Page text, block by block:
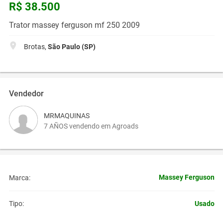
R$ 38.500
Trator massey ferguson mf 250 2009
Brotas, São Paulo (SP)
Vendedor
MRMAQUINAS
7 AÑOS vendendo em Agroads
Marca: Massey Ferguson
Tipo: Usado